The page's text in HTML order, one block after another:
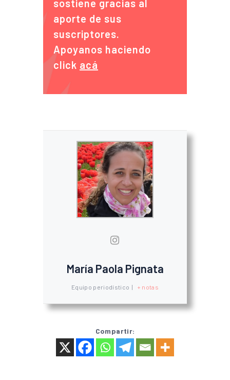
sostiene gracias al
aporte de sus
suscriptores.
Apoyanos haciendo
click acá
María Paola Pignata
Equipo periodístico | + notas
Compartir: